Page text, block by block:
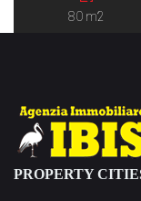
vardagsrum, ett
80 m2
PROPERTY